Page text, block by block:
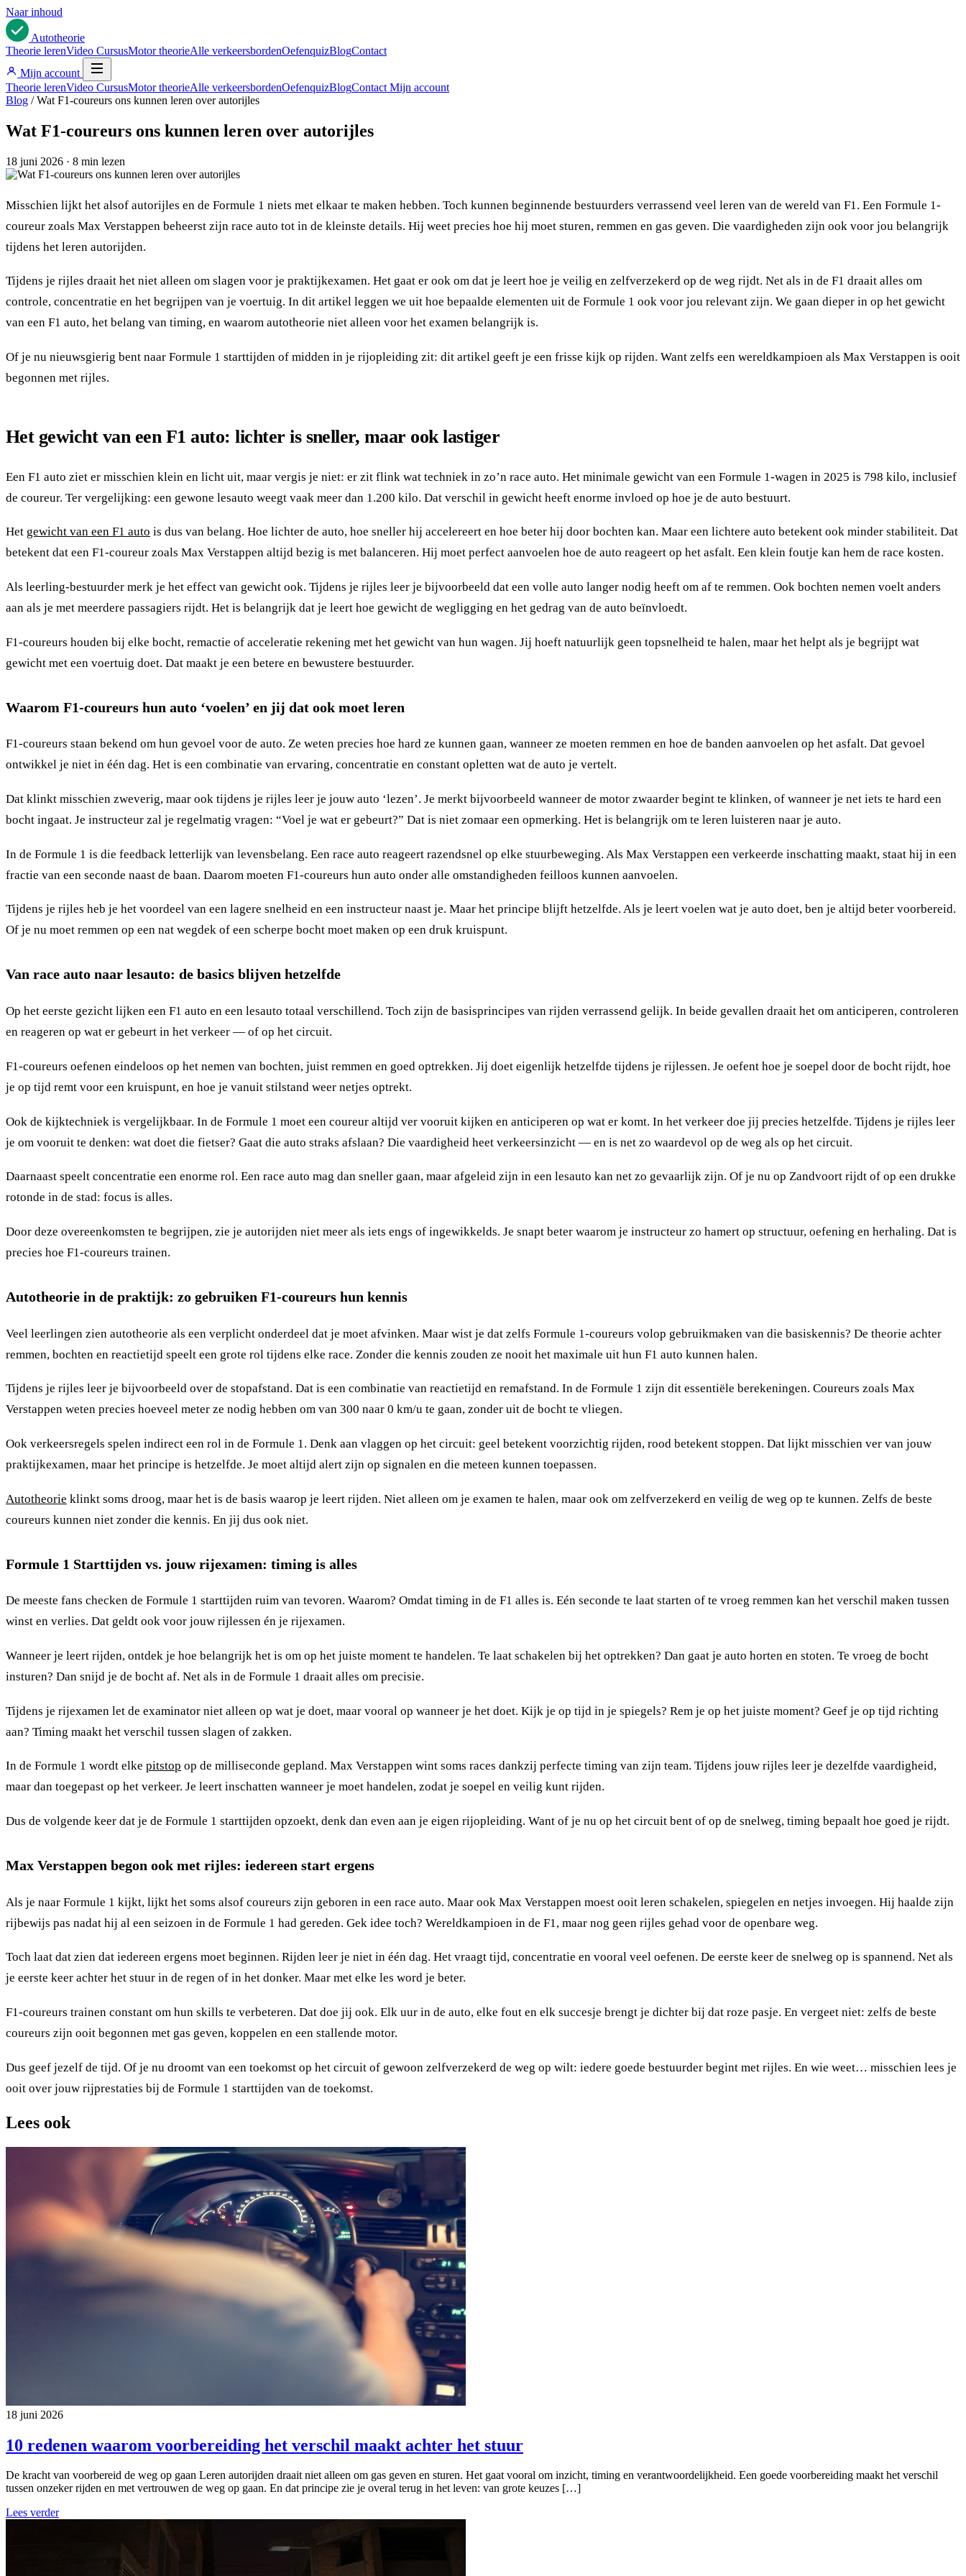
Naar inhoud
Autotheorie
Theorie lerenVideo CursusMotor theorieAlle verkeersbordenOefenquizBlogContact
Mijn account
Theorie lerenVideo CursusMotor theorieAlle verkeersbordenOefenquizBlogContact Mijn account
Blog / Wat F1-coureurs ons kunnen leren over autorijles
Wat F1-coureurs ons kunnen leren over autorijles
18 juni 2026 · 8 min lezen
Misschien lijkt het alsof autorijles en de Formule 1 niets met elkaar te maken hebben. Toch kunnen beginnende bestuurders verrassend veel leren van de wereld van F1. Een Formule 1-
coureur zoals Max Verstappen beheerst zijn race auto tot in de kleinste details. Hij weet precies hoe hij moet sturen, remmen en gas geven. Die vaardigheden zijn ook voor jou belangrijk
tijdens het leren autorijden.
Tijdens je rijles draait het niet alleen om slagen voor je praktijkexamen. Het gaat er ook om dat je leert hoe je veilig en zelfverzekerd op de weg rijdt. Net als in de F1 draait alles om
controle, concentratie en het begrijpen van je voertuig. In dit artikel leggen we uit hoe bepaalde elementen uit de Formule 1 ook voor jou relevant zijn. We gaan dieper in op het gewicht
van een F1 auto, het belang van timing, en waarom autotheorie niet alleen voor het examen belangrijk is.
Of je nu nieuwsgierig bent naar Formule 1 starttijden of midden in je rijopleiding zit: dit artikel geeft je een frisse kijk op rijden. Want zelfs een wereldkampioen als Max Verstappen is ooit
begonnen met rijles.
Het gewicht van een F1 auto: lichter is sneller, maar ook lastiger
Een F1 auto ziet er misschien klein en licht uit, maar vergis je niet: er zit flink wat techniek in zo’n race auto. Het minimale gewicht van een Formule 1-wagen in 2025 is 798 kilo, inclusief
de coureur. Ter vergelijking: een gewone lesauto weegt vaak meer dan 1.200 kilo. Dat verschil in gewicht heeft enorme invloed op hoe je de auto bestuurt.
Het gewicht van een F1 auto is dus van belang. Hoe lichter de auto, hoe sneller hij accelereert en hoe beter hij door bochten kan. Maar een lichtere auto betekent ook minder stabiliteit. Dat
betekent dat een F1-coureur zoals Max Verstappen altijd bezig is met balanceren. Hij moet perfect aanvoelen hoe de auto reageert op het asfalt. Een klein foutje kan hem de race kosten.
Als leerling-bestuurder merk je het effect van gewicht ook. Tijdens je rijles leer je bijvoorbeeld dat een volle auto langer nodig heeft om af te remmen. Ook bochten nemen voelt anders
aan als je met meerdere passagiers rijdt. Het is belangrijk dat je leert hoe gewicht de wegligging en het gedrag van de auto beïnvloedt.
F1-coureurs houden bij elke bocht, remactie of acceleratie rekening met het gewicht van hun wagen. Jij hoeft natuurlijk geen topsnelheid te halen, maar het helpt als je begrijpt wat
gewicht met een voertuig doet. Dat maakt je een betere en bewustere bestuurder.
Waarom F1-coureurs hun auto ‘voelen’ en jij dat ook moet leren
F1-coureurs staan bekend om hun gevoel voor de auto. Ze weten precies hoe hard ze kunnen gaan, wanneer ze moeten remmen en hoe de banden aanvoelen op het asfalt. Dat gevoel
ontwikkel je niet in één dag. Het is een combinatie van ervaring, concentratie en constant opletten wat de auto je vertelt.
Dat klinkt misschien zweverig, maar ook tijdens je rijles leer je jouw auto ‘lezen’. Je merkt bijvoorbeeld wanneer de motor zwaarder begint te klinken, of wanneer je net iets te hard een
bocht ingaat. Je instructeur zal je regelmatig vragen: “Voel je wat er gebeurt?” Dat is niet zomaar een opmerking. Het is belangrijk om te leren luisteren naar je auto.
In de Formule 1 is die feedback letterlijk van levensbelang. Een race auto reageert razendsnel op elke stuurbeweging. Als Max Verstappen een verkeerde inschatting maakt, staat hij in een
fractie van een seconde naast de baan. Daarom moeten F1-coureurs hun auto onder alle omstandigheden feilloos kunnen aanvoelen.
Tijdens je rijles heb je het voordeel van een lagere snelheid en een instructeur naast je. Maar het principe blijft hetzelfde. Als je leert voelen wat je auto doet, ben je altijd beter voorbereid.
Of je nu moet remmen op een nat wegdek of een scherpe bocht moet maken op een druk kruispunt.
Van race auto naar lesauto: de basics blijven hetzelfde
Op het eerste gezicht lijken een F1 auto en een lesauto totaal verschillend. Toch zijn de basisprincipes van rijden verrassend gelijk. In beide gevallen draait het om anticiperen, controleren
en reageren op wat er gebeurt in het verkeer — of op het circuit.
F1-coureurs oefenen eindeloos op het nemen van bochten, juist remmen en goed optrekken. Jij doet eigenlijk hetzelfde tijdens je rijlessen. Je oefent hoe je soepel door de bocht rijdt, hoe
je op tijd remt voor een kruispunt, en hoe je vanuit stilstand weer netjes optrekt.
Ook de kijktechniek is vergelijkbaar. In de Formule 1 moet een coureur altijd ver vooruit kijken en anticiperen op wat er komt. In het verkeer doe jij precies hetzelfde. Tijdens je rijles leer
je om vooruit te denken: wat doet die fietser? Gaat die auto straks afslaan? Die vaardigheid heet verkeersinzicht — en is net zo waardevol op de weg als op het circuit.
Daarnaast speelt concentratie een enorme rol. Een race auto mag dan sneller gaan, maar afgeleid zijn in een lesauto kan net zo gevaarlijk zijn. Of je nu op Zandvoort rijdt of op een drukke
rotonde in de stad: focus is alles.
Door deze overeenkomsten te begrijpen, zie je autorijden niet meer als iets engs of ingewikkelds. Je snapt beter waarom je instructeur zo hamert op structuur, oefening en herhaling. Dat is
precies hoe F1-coureurs trainen.
Autotheorie in de praktijk: zo gebruiken F1-coureurs hun kennis
Veel leerlingen zien autotheorie als een verplicht onderdeel dat je moet afvinken. Maar wist je dat zelfs Formule 1-coureurs volop gebruikmaken van die basiskennis? De theorie achter
remmen, bochten en reactietijd speelt een grote rol tijdens elke race. Zonder die kennis zouden ze nooit het maximale uit hun F1 auto kunnen halen.
Tijdens je rijles leer je bijvoorbeeld over de stopafstand. Dat is een combinatie van reactietijd en remafstand. In de Formule 1 zijn dit essentiële berekeningen. Coureurs zoals Max
Verstappen weten precies hoeveel meter ze nodig hebben om van 300 naar 0 km/u te gaan, zonder uit de bocht te vliegen.
Ook verkeersregels spelen indirect een rol in de Formule 1. Denk aan vlaggen op het circuit: geel betekent voorzichtig rijden, rood betekent stoppen. Dat lijkt misschien ver van jouw
praktijkexamen, maar het principe is hetzelfde. Je moet altijd alert zijn op signalen en die meteen kunnen toepassen.
Autotheorie klinkt soms droog, maar het is de basis waarop je leert rijden. Niet alleen om je examen te halen, maar ook om zelfverzekerd en veilig de weg op te kunnen. Zelfs de beste
coureurs kunnen niet zonder die kennis. En jij dus ook niet.
Formule 1 Starttijden vs. jouw rijexamen: timing is alles
De meeste fans checken de Formule 1 starttijden ruim van tevoren. Waarom? Omdat timing in de F1 alles is. Eén seconde te laat starten of te vroeg remmen kan het verschil maken tussen
winst en verlies. Dat geldt ook voor jouw rijlessen én je rijexamen.
Wanneer je leert rijden, ontdek je hoe belangrijk het is om op het juiste moment te handelen. Te laat schakelen bij het optrekken? Dan gaat je auto horten en stoten. Te vroeg de bocht
insturen? Dan snijd je de bocht af. Net als in de Formule 1 draait alles om precisie.
Tijdens je rijexamen let de examinator niet alleen op wat je doet, maar vooral op wanneer je het doet. Kijk je op tijd in je spiegels? Rem je op het juiste moment? Geef je op tijd richting
aan? Timing maakt het verschil tussen slagen of zakken.
In de Formule 1 wordt elke pitstop op de milliseconde gepland. Max Verstappen wint soms races dankzij perfecte timing van zijn team. Tijdens jouw rijles leer je dezelfde vaardigheid,
maar dan toegepast op het verkeer. Je leert inschatten wanneer je moet handelen, zodat je soepel en veilig kunt rijden.
Dus de volgende keer dat je de Formule 1 starttijden opzoekt, denk dan even aan je eigen rijopleiding. Want of je nu op het circuit bent of op de snelweg, timing bepaalt hoe goed je rijdt.
Max Verstappen begon ook met rijles: iedereen start ergens
Als je naar Formule 1 kijkt, lijkt het soms alsof coureurs zijn geboren in een race auto. Maar ook Max Verstappen moest ooit leren schakelen, spiegelen en netjes invoegen. Hij haalde zijn
rijbewijs pas nadat hij al een seizoen in de Formule 1 had gereden. Gek idee toch? Wereldkampioen in de F1, maar nog geen rijles gehad voor de openbare weg.
Toch laat dat zien dat iedereen ergens moet beginnen. Rijden leer je niet in één dag. Het vraagt tijd, concentratie en vooral veel oefenen. De eerste keer de snelweg op is spannend. Net als
je eerste keer achter het stuur in de regen of in het donker. Maar met elke les word je beter.
F1-coureurs trainen constant om hun skills te verbeteren. Dat doe jij ook. Elk uur in de auto, elke fout en elk succesje brengt je dichter bij dat roze pasje. En vergeet niet: zelfs de beste
coureurs zijn ooit begonnen met gas geven, koppelen en een stallende motor.
Dus geef jezelf de tijd. Of je nu droomt van een toekomst op het circuit of gewoon zelfverzekerd de weg op wilt: iedere goede bestuurder begint met rijles. En wie weet… misschien lees je
ooit over jouw rijprestaties bij de Formule 1 starttijden van de toekomst.
Lees ook
18 juni 2026
10 redenen waarom voorbereiding het verschil maakt achter het stuur
De kracht van voorbereid de weg op gaan Leren autorijden draait niet alleen om gas geven en sturen. Het gaat vooral om inzicht, timing en verantwoordelijkheid. Een goede voorbereiding maakt het verschil
tussen onzeker rijden en met vertrouwen de weg op gaan. En dat principe zie je overal terug in het leven: van grote keuzes […]
Lees verder